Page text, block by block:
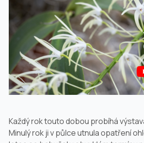
Každý rok touto dobou probíhá
Minulý rok ji v půlce utnula opatření